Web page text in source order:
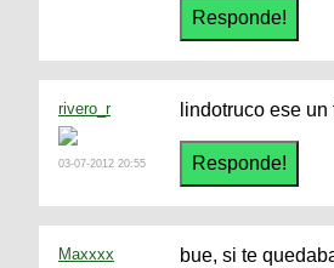
rivero_r
03-07-2012 20:55
lindotruco ese
Maxxxx
bue, si te